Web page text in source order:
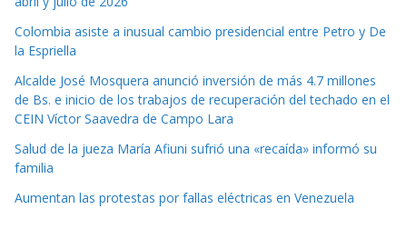
Colombia asiste a inusual cambio presidencial entre Petro y De
la Espriella
Alcalde José Mosquera anunció inversión de más 4.7 millones
de Bs. e inicio de los trabajos de recuperación del techado en el
CEIN Víctor Saavedra de Campo Lara
Salud de la jueza María Afiuni sufrió una «recaída» informó su
familia
Aumentan las protestas por fallas eléctricas en Venezuela